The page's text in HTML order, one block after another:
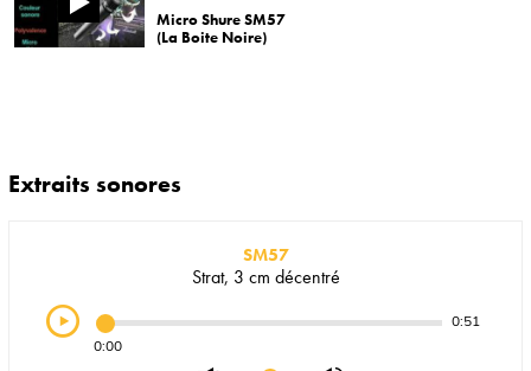
Micro Shure SM57
(La Boite Noire)
Extraits sonores
SM57
Strat, 3 cm décentré
0:00
0:51